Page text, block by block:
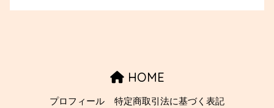
HOME
プロフィール 特定商取引法に基づく表記